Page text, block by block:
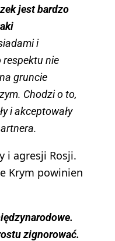
jest bardzo
i
respektu nie
gruncie
Chodzi o to,
i akceptowały
i agresji Rosji.
Krym powinien
zignorować.